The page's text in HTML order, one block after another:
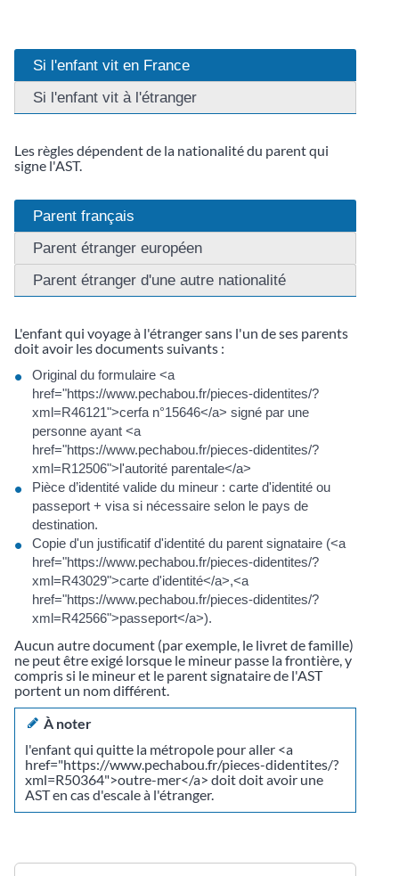
Si l'enfant vit en France
Si l'enfant vit à l'étranger
Les règles dépendent de la nationalité du parent qui
signe l'AST.
Parent français
Parent étranger européen
Parent étranger d'une autre nationalité
L'enfant qui voyage à l'étranger sans l'un de ses parents
doit avoir les documents suivants :
Original du formulaire <a
href="https://www.pechabou.fr/pieces-didentites/?
xml=R46121">cerfa n°15646</a> signé par une
personne ayant <a
href="https://www.pechabou.fr/pieces-didentites/?
xml=R12506">l'autorité parentale</a>
Pièce d’identité valide du mineur : carte d'identité ou
passeport + visa si nécessaire selon le pays de
destination.
Copie d'un justificatif d'identité du parent signataire (<a
href="https://www.pechabou.fr/pieces-didentites/?
xml=R43029">carte d'identité</a>,<a
href="https://www.pechabou.fr/pieces-didentites/?
xml=R42566">passeport</a>).
Aucun autre document (par exemple, le livret de famille)
ne peut être exigé lorsque le mineur passe la frontière, y
compris si le mineur et le parent signataire de l'AST
portent un nom différent.
À noter
l'enfant qui quitte la métropole pour aller <a
href="https://www.pechabou.fr/pieces-didentites/?
xml=R50364">outre-mer</a> doit doit avoir une
AST en cas d'escale à l'étranger.